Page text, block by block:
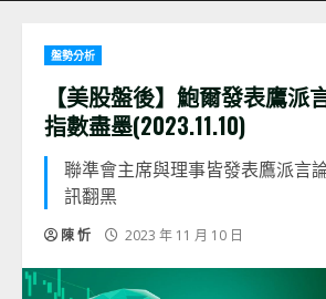
盤勢分析
【美股盤後】鮑爾發表鷹派
指數盡墨(2023.11.10)
聯準會主席與理事皆發表鷹派言
訊翻黑
陳 忻 2023 年 11 月 10 日